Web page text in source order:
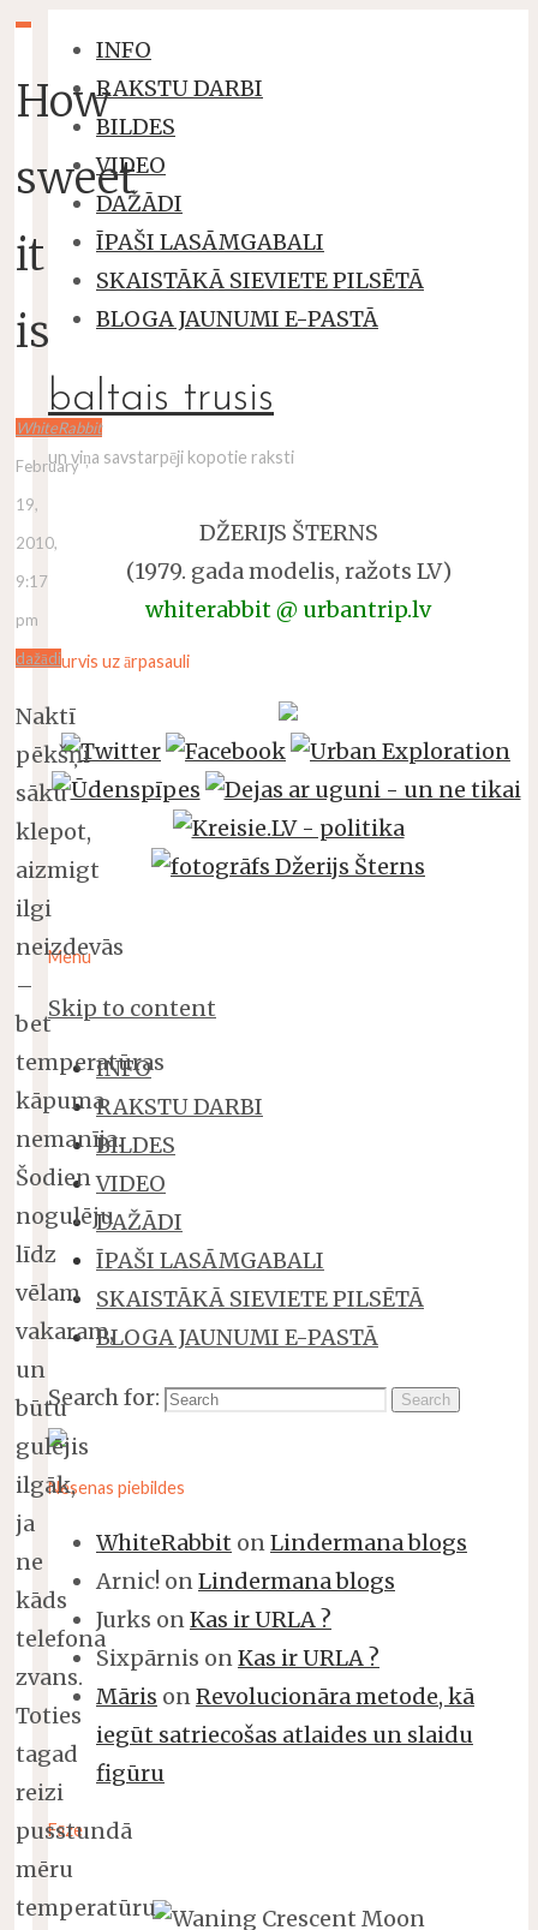
INFO
RAKSTU DARBI
BILDES
VIDEO
DAŽĀDI
ĪPAŠI LASĀMGABALI
SKAISTĀKĀ SIEVIETE PILSĒTĀ
BLOGA JAUNUMI E-PASTĀ
baltais trusis
un viņa savstarpēji kopotie raksti
DŽERIJS ŠTERNS
(1979. gada modelis, ražots LV)
whiterabbit @ urbantrip.lv
Durvis uz ārpasauli
Menu
Skip to content
INFO
RAKSTU DARBI
BILDES
VIDEO
DAŽĀDI
ĪPAŠI LASĀMGABALI
SKAISTĀKĀ SIEVIETE PILSĒTĀ
BLOGA JAUNUMI E-PASTĀ
Search for: Search
Nesenas piebildes
WhiteRabbit onLindermana blogs
Arnic! onLindermana blogs
Jurks onKas ir URLA ?
Sixpārnis onKas ir URLA ?
Māris onRevolucionāra metode, kā
iegūt satriecošas atlaides un slaidu
figūru
Fāze
How
sweet
it
is
WhiteRabbit
February
19,
2010,
9:17
pm
dažādi
Naktī
pēkšņi
sāku
klepot,
aizmigt
ilgi
neizdevās
–
bet
temperatūras
kāpuma
nemanīja.
Šodien
nogulēju
līdz
vēlam
vakaram,
un
būtu
gulējis
ilgāk,
ja
ne
kāds
telefona
zvans.
Toties
tagad
reizi
pusstundā
mēru
temperatūru